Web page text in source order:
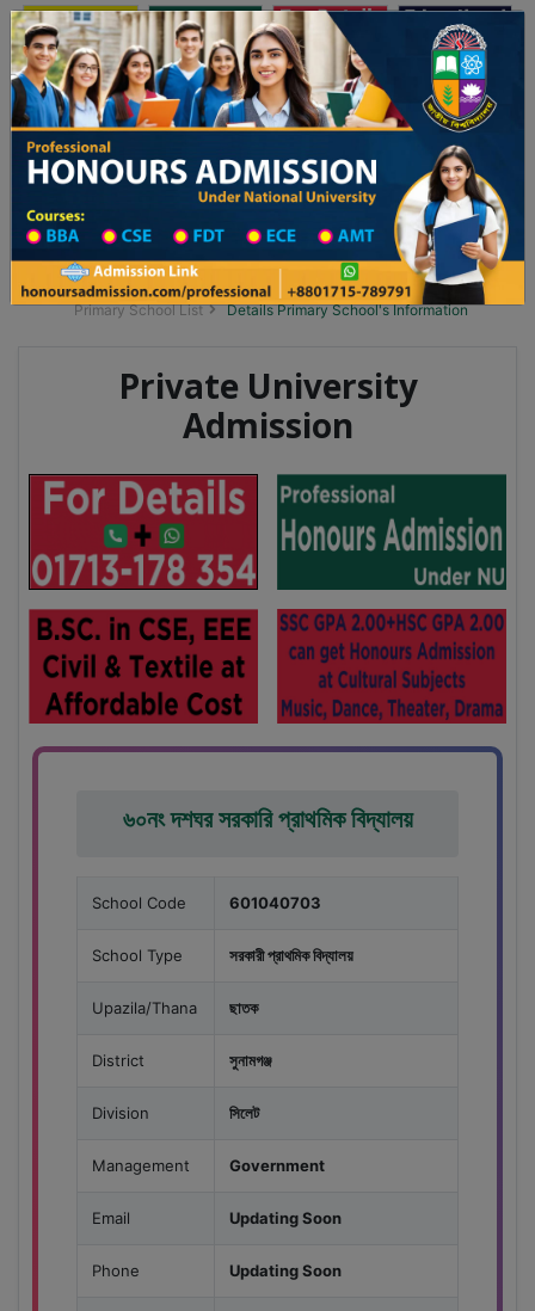
Toggle navigation অনার্স ভর্তি প্রফেশনাল অনার্স
Updates
২৬ শিক্ষাবর্ষের ১ম বর্ষের ভর্তি আবেদন বিজ্ঞপ্তি ঢাকা বিশ্ববিদ্যালয় ২০২৫-২৬ শিক্ষাবর্ষে
Division List
Primary School District Wise
Primary School in ছাতক
Primary School List
Details Primary School's Information
Private University
Admission
৬০নং দশঘর সরকারি প্রাথমিক বিদ্যালয়
School Code 601040703
School Type সরকারী প্রাথমিক বিদ্যালয়
Upazila/Thana ছাতক
District সুনামগঞ্জ
Division সিলেট
Management Government
Email Updating Soon
Phone Updating Soon